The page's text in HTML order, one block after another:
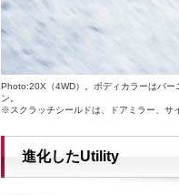
Photo:20X（4WD）。ボディカラーはバ
ン。
※スクラッチシールドは、ドアミラー、サ
進化したUtility